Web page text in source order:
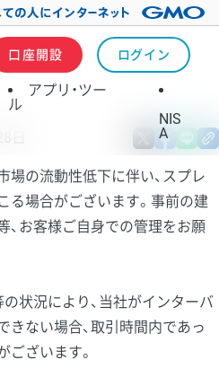
口座開設 ログイン
アプリ・ツー
ル
NIS
A
X
場の流動性低下に伴い、スプレ
る場合がございます。事前の建
、お客様ご自身での管理をお願
状況により、当社がインターバ
きない場合、取引時間内であっ
ございます。